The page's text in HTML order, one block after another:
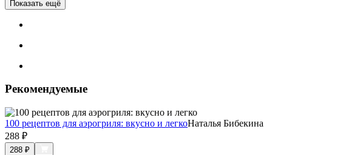
Показать ещё
Рекомендуемые
100 рецептов для аэрогриля: вкусно и легкоНаталья Бибекина
288 ₽
288 ₽